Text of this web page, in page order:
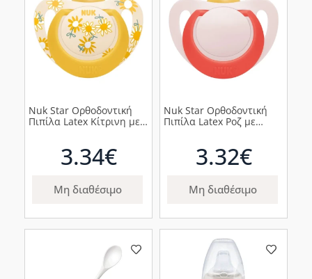
Nuk Star Ορθοδοντική
Πιπίλα Latex Κίτρινη με
3.34€
Μη διαθέσιμο
Nuk Star Ορθοδοντική
Πιπίλα Latex Ροζ με
3.32€
Μη διαθέσιμο